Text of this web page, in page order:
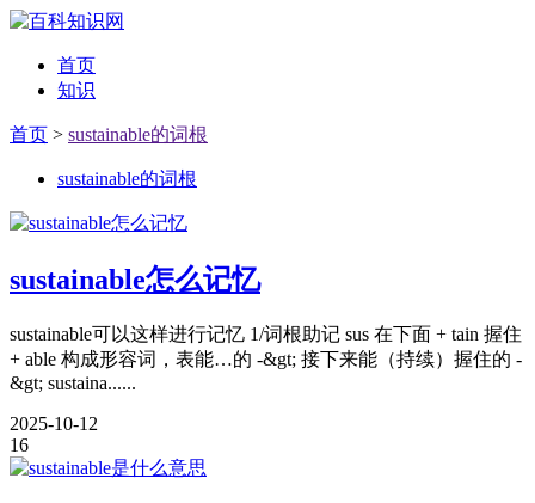
首页
知识
首页 > sustainable的词根
sustainable的词根
sustainable怎么记忆
sustainable可以这样进行记忆 1/词根助记 sus 在下面 + tain 握住
+ able 构成形容词，表能…的 -&gt; 接下来能（持续）握住的 -
&gt; sustaina......
2025-10-12
16